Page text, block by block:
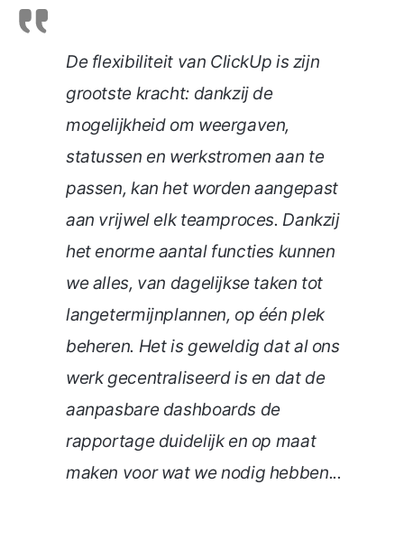
De flexibiliteit van ClickUp is zijn
grootste kracht: dankzij de
mogelijkheid om weergaven,
statussen en werkstromen aan te
passen, kan het worden aangepast
aan vrijwel elk teamproces. Dankzij
het enorme aantal functies kunnen
we alles, van dagelijkse taken tot
langetermijnplannen, op één plek
beheren. Het is geweldig dat al ons
werk gecentraliseerd is en dat de
aanpasbare dashboards de
rapportage duidelijk en op maat
maken voor wat we nodig hebben...